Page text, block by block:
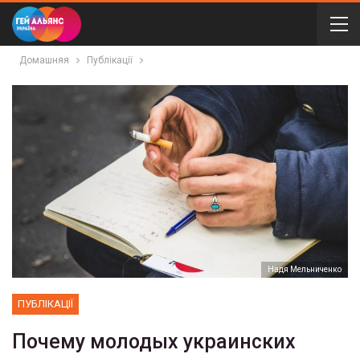
Домашняя Публікації
Надя Мельниченко
ПУБЛІКАЦІЇ
Почему молодых украинских